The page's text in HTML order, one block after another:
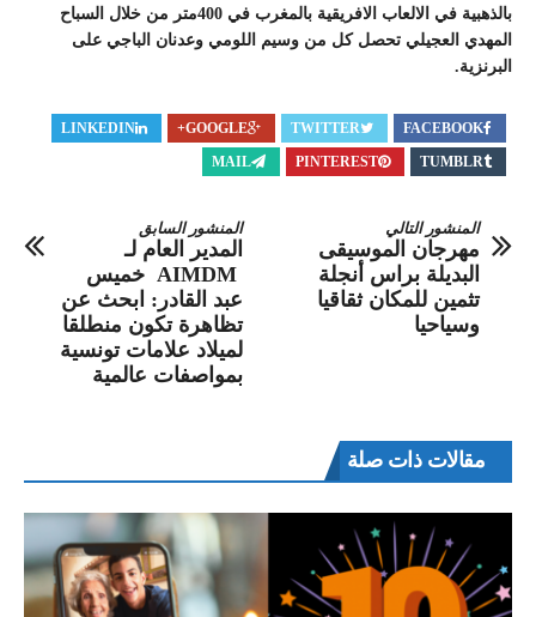
بالذهبية في الالعاب الافريقية بالمغرب في 400متر من خلال السباح
المهدي العجيلي تحصل كل من وسيم اللومي وعدنان الباجي على
البرنزية.
FACEBOOK
TWITTER
GOOGLE+
LINKEDIN
TUMBLR
PINTEREST
MAIL
المنشور السابق
المدير العام لـ
AIMDM خميس
عبد القادر: ابحث عن
تظاهرة تكون منطلقا
لميلاد علامات تونسية
بمواصفات عالمية
المنشور التالي
مهرجان الموسيقى
البديلة براس أنجلة
تثمين للمكان ثقاقيا
وسياحيا
مقالات ذات صلة